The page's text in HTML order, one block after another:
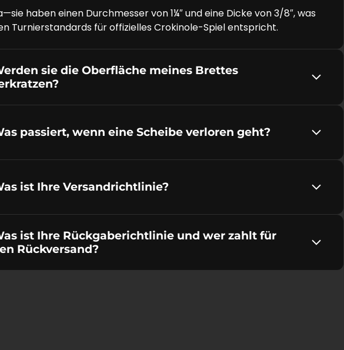
haben einen Durchmesser von 1¼″ und eine Dicke von 3/8″, was
Turnierstandards für offizielles Crokinole-Spiel entspricht.
sie die Oberfläche meines Brettes
passiert, wenn eine Scheibe verloren geht?
ist Ihre Versandrichtlinie?
ist Ihre Rückgaberichtlinie und wer zahlt für
Rückversand?